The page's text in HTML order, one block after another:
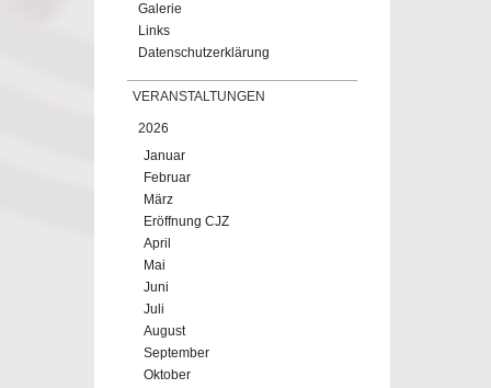
Galerie
Links
Datenschutzerklärung
VERANSTALTUNGEN
2026
Januar
Februar
März
Eröffnung CJZ
April
Mai
Juni
Juli
August
September
Oktober